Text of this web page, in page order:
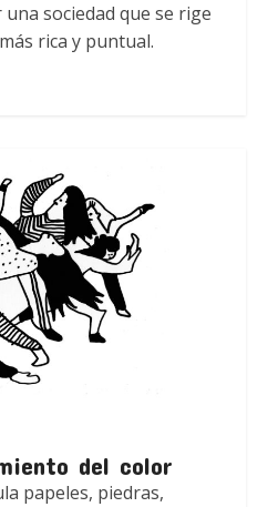
sociedad que se rige
rica y puntual.
del color
papeles, piedras,